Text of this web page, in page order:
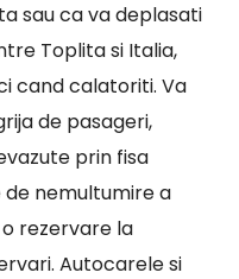
sau ca va deplasati
Toplita si Italia,
cand calatoriti. Va
de pasageri,
prin fisa
nemultumire a
rezervare la
Autocarele si